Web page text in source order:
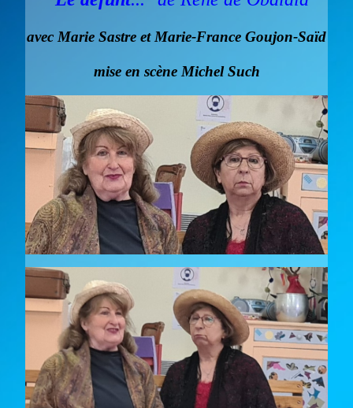
avec Marie Sastre et Marie-France Goujon-Saïd
mise en scène Michel Such